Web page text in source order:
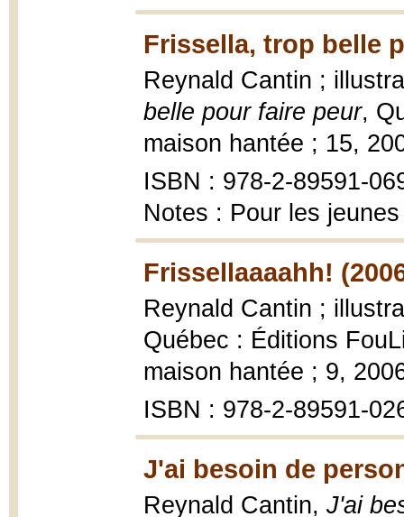
Frissella, trop belle
Reynald Cantin ;
belle pour faire peur,
maison hantée ; 15,
ISBN : 978-2-89591-
Notes : Pour les
Frissellaaaahh!
Reynald Cantin ;
Québec : Éditions
maison hantée ; 9,
ISBN : 978-2-89591-
J'ai besoin de
Reynald Cantin, J'ai